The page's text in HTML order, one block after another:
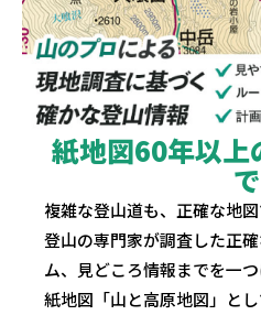
紙地図60年以上
で
複雑な登山道も、正確な地図
登山の専門家が調査した正
ム、見どころ情報までを一つ
紙地図「山と高原地図」と